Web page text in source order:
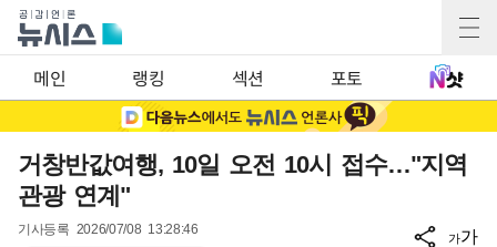
메인 랭킹 섹션 포토
거창반값여행, 10일 오전 10시 접수…"지역
관광 연계"
기사등록 2026/07/08 13:28:46
가가